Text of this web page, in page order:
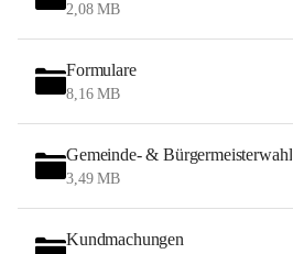
2,08 MB
Formulare
8,16 MB
Gemeinde- & Bürgermeisterwahl
3,49 MB
Kundmachungen